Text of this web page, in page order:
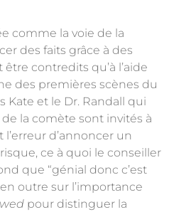
comme la voie de la
des faits grâce à des
contredits qu’à l’aide
des premières scènes du
Kate et le Dr. Randall qui
la comète sont invités à
l’erreur d’annoncer un
ce à quoi le conseiller
que “génial donc c’est
outre sur l’importance
pour distinguer la